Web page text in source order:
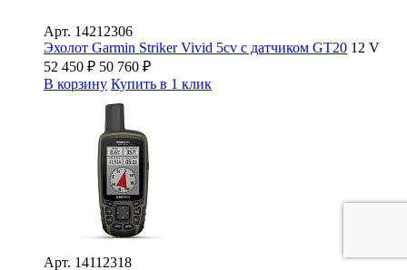
Арт. 14212306
Эхолот Garmin Striker Vivid 5cv с датчиком GT20 12 V
52 450 ₽ 50 760 ₽
В корзину Купить в 1 клик
Арт. 14112318